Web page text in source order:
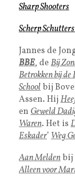
Sharp Shooters
Scherp
Jannes de
BBE, de Bij
Betrokken bij de
Schoolbij
Assen. Hij
en Geweld
Waren. Het is
Eskader’ Weg
Aan Meldenbij
Alleen voor